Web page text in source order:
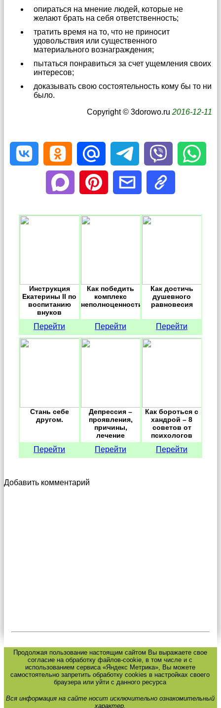
опираться на мнение людей, которые не
желают брать на себя ответственность;
тратить время на то, что не приносит
удовольствия или существенного
материального вознаграждения;
пытаться понравиться за счет ущемления своих
интересов;
доказывать свою состоятельность кому бы то ни
было.
Copyright © 3dorowo.ru 2016-12-11
Инструкция
Екатерины II по
воспитанию
внуков
Перейти
Как победить
комплекс
неполноценности.
Перейти
Как достичь
душевного
равновесия
Перейти
Стань себе
другом.
Перейти
Депрессия –
проявления,
причины,
лечение
Перейти
Как бороться с
хандрой – 8
советов от
психологов
Перейти
Добавить комментарий
Продолжая пользование настоящим сайтом Вы выражаете свое
согласие на обработку файлов-cookie, в том числе и с
использованием сервиса «Яндекс Метрика», Вы можете
самостоятельно запретить обработку cookies в настройках своего
браузера или уйти с данного ресурса
Вся информация на сайте носит исключительно ознакомительный
характер.